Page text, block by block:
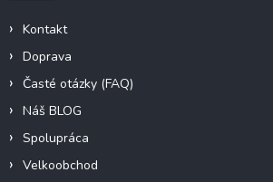
Kontakt
Doprava
Časté otázky (FAQ)
Náš BLOG
Spolupráca
Velkoobchod